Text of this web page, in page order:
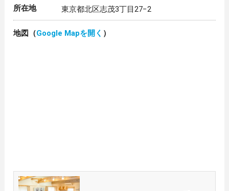
所在地 東京都北区志茂3丁目27−2
地図（Google Mapを開く ）